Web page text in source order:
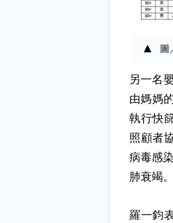
圖
另一名
由媽媽
執行快
照顧者
病毒感
肺衰竭。
羅一鈞